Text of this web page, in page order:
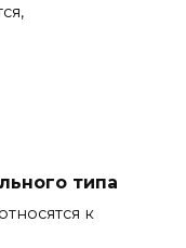
типа
к